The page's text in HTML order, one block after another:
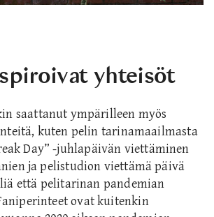
yhteisöt
saattanut ympärilleen myös
kuten pelin tarinamaailmasta
Day” -juhlapäivän viettäminen
ja pelistudion viettämä päivä
että pelitarinan pandemian
ovat kuitenkin